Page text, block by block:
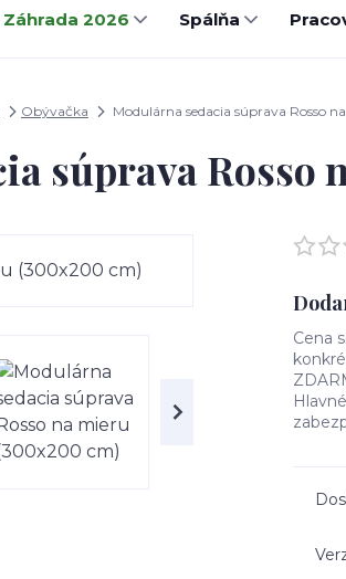
Záhrada 2026 Spálňa
Obývačka Modulárna sedacia súprava Rosso
súprava
Cena